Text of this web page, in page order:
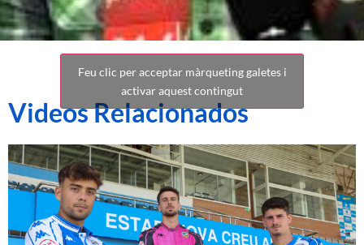
Feu clic per acceptar màrqueting galetes i
activar aquest contingut
Videos Relacionados